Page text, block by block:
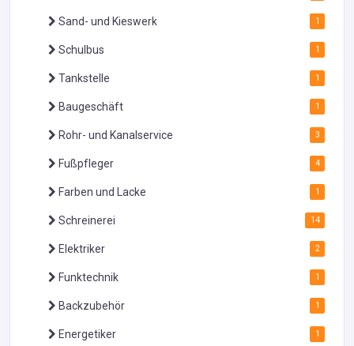
Sand- und Kieswerk 1
Schulbus 1
Tankstelle 1
Baugeschäft 1
Rohr- und Kanalservice 3
Fußpfleger 4
Farben und Lacke 1
Schreinerei 14
Elektriker 2
Funktechnik 1
Backzubehör 1
Energetiker 1